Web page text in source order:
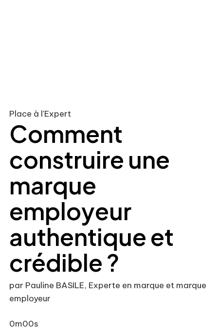
Place à l'Expert
Comment
construire une
marque
employeur
authentique et
crédible ?
par Pauline BASILE, Experte en marque et marque
employeur
0m00s